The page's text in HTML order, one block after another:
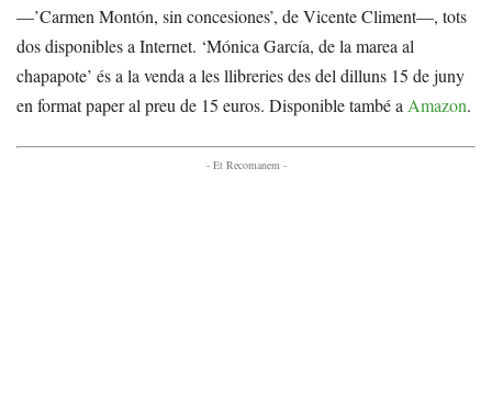
—’Carmen Montón, sin concesiones’, de Vicente Climent—, tots
dos disponibles a Internet. ‘Mónica García, de la marea al
chapapote’ és a la venda a les llibreries des del dilluns 15 de juny
en format paper al preu de 15 euros. Disponible també aAmazon.
- Et Recomanem -